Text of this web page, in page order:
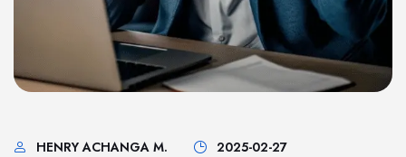
HENRY ACHANGA M.
2025-02-27